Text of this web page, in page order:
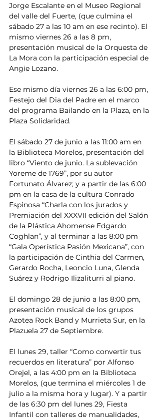
Jorge Escalante en el Museo Regional
del valle del Fuerte, (que culmina el
sábado 27 a las 10 am en ese recinto). El
mismo viernes 26 a las 8 pm,
presentación musical de la Orquesta de
La Mora con la participación especial de
Angie Lozano.
Ese mismo día viernes 26 a las 6:00 pm,
Festejo del Dia del Padre en el marco
del programa Bailando en la Plaza, en la
Plaza Solidaridad.
El sábado 27 de junio a las 11:00 am en
la Biblioteca Morelos, presentación del
libro “Viento de junio. La sublevación
Yoreme de 1769”, por su autor
Fortunato Álvarez; y a partir de las 6:00
pm en la casa de la cultura Conrado
Espinosa “Charla con los jurados y
Premiación del XXXVII edición del Salón
de la Plástica Ahomense Edgardo
Coghlan”, y al terminar a las 8:00 pm
“Gala Operística Pasión Mexicana”, con
la participación de Cinthia del Carmen,
Gerardo Rocha, Leoncio Luna, Glenda
Suárez y Rodrigo Ilizaliturri al piano.
El domingo 28 de junio a las 8:00 pm,
presentación musical de los grupos
Azotea Rock Band y Murrieta Sur, en la
Plazuela 27 de Septiembre.
El lunes 29, taller “Como convertir tus
recuerdos en literatura” por Alfonso
Orejel, a las 4:00 pm en la Biblioteca
Morelos, (que termina el miércoles 1 de
julio a la misma hora y lugar). Y a partir
de las 6:30 pm del lunes 29, Fiesta
Infantil con talleres de manualidades,